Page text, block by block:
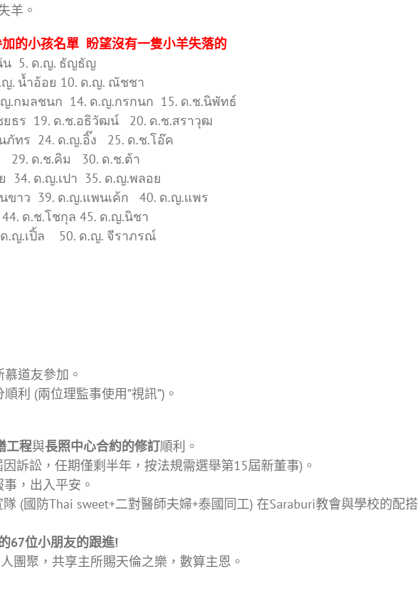
羊。
的小孩名單 盼望沒有一隻小羊失落的
น 5. ด.ญ. ธัญธัญ
น้ำอ้อย 10. ด.ญ. ณัชชา
กมลชนก 14. ด.ญ.กรกนก 15. ด.ช.นิพัทธ์
ธร 19. ด.ช.อธิวัฒน์ 20. ด.ช.สราวุฒ
ภัทร 24. ด.ญ.อิ๊ง 25. ด.ช.โอ๊ค
29. ด.ช.คิม 30. ด.ช.ต้า
34. ด.ญ.เปา 35. ด.ญ.พลอย
นขาว 39. ด.ญ.แพนเค้ก 40. ด.ญ.แพร
ด.ช.โชกุล 45. ด.ญ.นิชา
ด.ญ.เปิ้ล 50. ด.ญ. จีราภรณ์
道友參加。
十分順利 (兩位理監事使用”視訊”)。
工程與長照中心合約的修訂順利。
訴訟，任期僅剩半年，按法規需選舉第15屆新董事)。
，出入平安。
(國防Thai sweet+二對醫師夫婦+泰國同工) 在Saraburi教會與學校的配
67位小朋友的跟進!
家人團聚，共享主所賜天倫之樂，數算主恩。